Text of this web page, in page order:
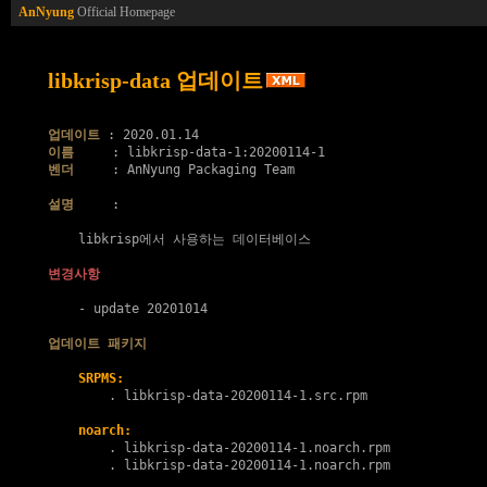
AnNyung Official Homepage
libkrisp-data 업데이트
업데이트
이름
벤더
     : AnNyung Packaging Team
설명
     :
    libkrisp에서 사용하는 데이터베이스
변경사항
    - update 20201014
업데이트 패키지
SRPMS:
        .
libkrisp-data-20200114-1.src.rpm
noarch:
        .
libkrisp-data-20200114-1.noarch.rpm
        .
libkrisp-data-20200114-1.noarch.rpm